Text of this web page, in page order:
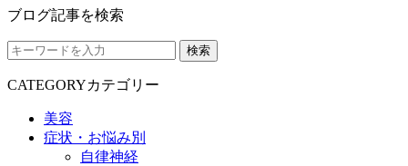
ブログ記事を検索
検索
CATEGORYカテゴリー
美容
症状・お悩み別
自律神経